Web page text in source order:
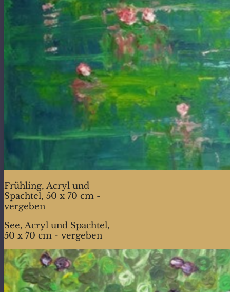
Frühling, Acryl und
Spachtel, 50 x 70 cm -
vergeben
See, Acryl und Spachtel,
50 x 70 cm - vergeben